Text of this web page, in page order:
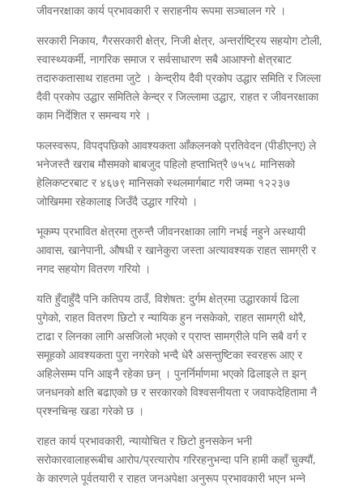
जीवनरक्षाका कार्य प्रभावकारी र सराहनीय रूपमा सञ्चालन गरे ।
सरकारी निकाय, गैरसरकारी क्षेत्र, निजी क्षेत्र, अन्तर्राष्ट्रिय सहयोग टोली,
स्वास्थ्यकर्मी, नागरिक समाज र सर्वसाधारण सबै आआफ्नो क्षेत्रबाट
तदारुकतासाथ राहतमा जुटे । केन्द्रीय दैवी प्रकोप उद्धार समिति र जिल्ला
दैवी प्रकोप उद्धार समितिले केन्द्र र जिल्लामा उद्धार, राहत र जीवनरक्षाका
काम निर्देशित र समन्वय गरे ।
फलस्वरूप, विपद्पछिको आवश्यकता आँकलनको प्रतिवेदन (पीडीएनए) ले
भनेजस्तै खराब मौसमको बाबजुद पहिलो हप्ताभित्रै ७५५८ मानिसको
हेलिकप्टरबाट र ४६७९ मानिसको स्थलमार्गबाट गरी जम्मा १२२३७
जोखिममा रहेकालाइ जिउँदै उद्धार गरियो ।
भूकम्प प्रभावित क्षेत्रमा तुरुन्तै जीवनरक्षाका लागि नभई नहुने अस्थायी
आवास, खानेपानी, औषधी र खानेकुरा जस्ता अत्यावश्यक राहत सामग्री र
नगद सहयोग वितरण गरियो ।
यति हुँदाहुँदै पनि कतिपय ठाउँ, विशेषत: दुर्गम क्षेत्रमा उद्धारकार्य ढिला
पुगेको, राहत वितरण छिटो र न्यायिक हुन नसकेको, राहत सामग्री थोरै,
टाढा र लिनका लागि असजिलो भएको र प्राप्त सामग्रीले पनि सबै वर्ग र
समूहको आवश्यकता पुरा नगरेको भन्दै धेरै असन्तुष्टिका स्वरहरू आए र
अहिलेसम्म पनि आइनै रहेका छन् । पुनर्निर्माणमा भएको ढिलाइले त झन्
जनधनको क्षति बढाएको छ र सरकारको विश्वसनीयता र जवाफदेहितामा नै
प्रश्नचिन्ह खडा गरेको छ ।
राहत कार्य प्रभावकारी, न्यायोचित र छिटो हुनसकेन भनी
सरोकारवालाहरूबीच आरोप/प्रत्यारोप गरिरहनुभन्दा पनि हामी कहाँ चुक्यौं,
के कारणले पूर्वतयारी र राहत जनअपेक्षा अनुरूप प्रभावकारी भएन भन्ने